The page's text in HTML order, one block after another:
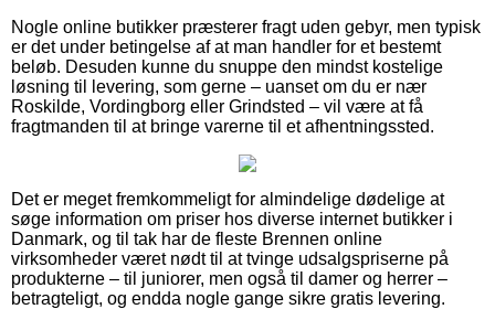
Nogle online butikker præsterer fragt uden gebyr, men typisk
er det under betingelse af at man handler for et bestemt
beløb. Desuden kunne du snuppe den mindst kostelige
løsning til levering, som gerne – uanset om du er nær
Roskilde, Vordingborg eller Grindsted – vil være at få
fragtmanden til at bringe varerne til et afhentningssted.
Det er meget fremkommeligt for almindelige dødelige at
søge information om priser hos diverse internet butikker i
Danmark, og til tak har de fleste Brennen online
virksomheder været nødt til at tvinge udsalgspriserne på
produkterne – til juniorer, men også til damer og herrer –
betragteligt, og endda nogle gange sikre gratis levering.